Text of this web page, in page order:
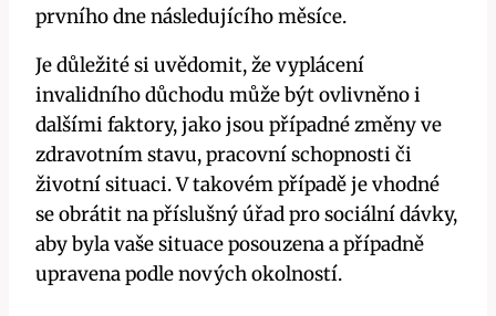
prvního dne následujícího měsíce.
Je důležité si uvědomit, že vyplácení
invalidního​ důchodu může být ovlivněno i
dalšími faktory, jako jsou případné změny ve
zdravotním stavu, pracovní schopnosti či
životní situaci. V takovém případě je vhodné
se obrátit⁢ na příslušný úřad pro ⁤sociální ⁢dávky,
aby byla⁤ vaše situace posouzena a⁢ případně
upravena ⁣podle nových okolností.